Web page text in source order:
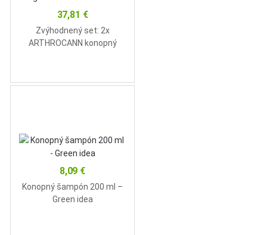
37,81 €
Zvýhodnený set: 2x
ARTHROCANN konopný
8,09 €
Konopný šampón 200 ml –
Green idea